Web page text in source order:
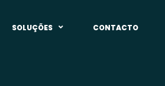
SOLUÇÕES CONTACTO